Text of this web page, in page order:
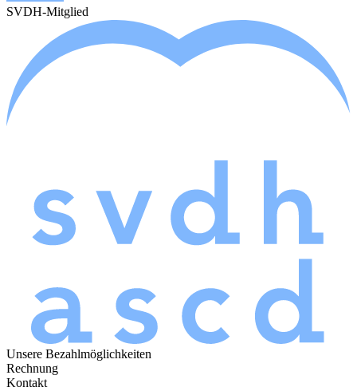
SVDH-Mitglied
Unsere Bezahlmöglichkeiten
Rechnung
Kontakt